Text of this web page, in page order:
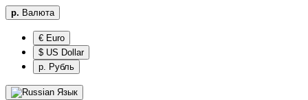
р. Валюта
€ Euro
$ US Dollar
р. Рубль
Язык